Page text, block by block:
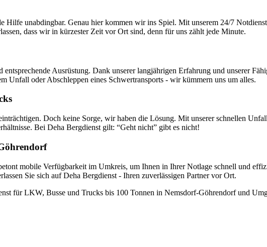
Hilfe unabdingbar. Genau hier kommen wir ins Spiel. Mit unserem 24/7
dass wir in kürzester Zeit vor Ort sind, denn für uns zählt jede Minute.
Ausrüstung. Dank unserer langjährigen Erfahrung und unserer
Unfall oder Abschleppen eines Schwertransports - wir kümmern uns um alles.
Doch keine Sorge, wir haben die Lösung. Mit unserer schnellen
Bei Deha Bergdienst gilt: “Geht nicht” gibt es nicht!
mobile Verfügbarkeit im Umkreis, um Ihnen in Ihrer Notlage schnell und
Sie sich auf Deha Bergdienst - Ihren zuverlässigen Partner vor Ort.
für LKW, Busse und Trucks bis 100 Tonnen in Nemsdorf-Göhrendorf und